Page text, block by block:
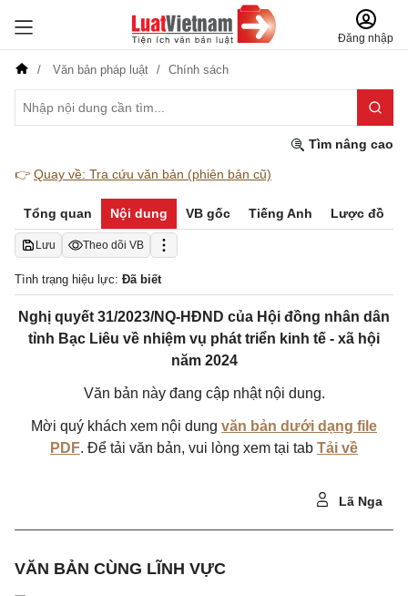
Đăng nhập
Văn bản pháp luật Chính sách
Tìm nâng cao
👉 Quay về: Tra cứu văn bản (phiên bản cũ)
Tổng quan Nội dung VB gốc Tiếng Anh Lược đồ
Lưu Theo dõi VB
Tình trạng hiệu lực: Đã biết
Nghị quyết 31/2023/NQ-HĐND của Hội đồng nhân dân
tỉnh Bạc Liêu về nhiệm vụ phát triển kinh tế - xã hội
năm 2024
Văn bản này đang cập nhật nội dung.
Mời quý khách xem nội dung văn bản dưới dạng file
PDF. Để tải văn bản, vui lòng xem tại tab Tải về
Lã Nga
VĂN BẢN CÙNG LĨNH VỰC